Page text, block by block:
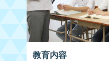
教育内容